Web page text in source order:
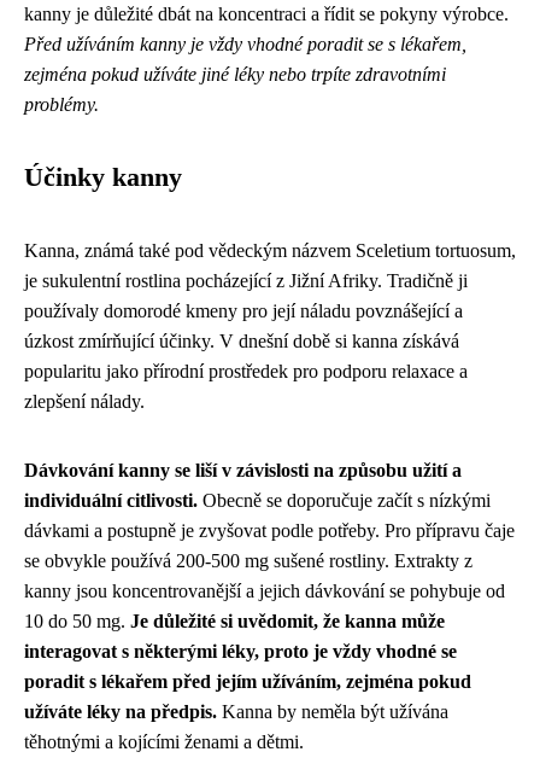
kanny je důležité dbát na koncentraci a řídit se pokyny výrobce.
Před užíváním kanny je vždy vhodné poradit se s lékařem,
zejména pokud užíváte jiné léky nebo trpíte zdravotními
problémy.
Účinky kanny
Kanna, známá také pod vědeckým názvem Sceletium tortuosum,
je sukulentní rostlina pocházející z Jižní Afriky. Tradičně ji
používaly domorodé kmeny pro její náladu povznášející a
úzkost zmírňující účinky. V dnešní době si kanna získává
popularitu jako přírodní prostředek pro podporu relaxace a
zlepšení nálady.
Dávkování kanny se liší v závislosti na způsobu užití a
individuální citlivosti. Obecně se doporučuje začít s nízkými
dávkami a postupně je zvyšovat podle potřeby. Pro přípravu čaje
se obvykle používá 200-500 mg sušené rostliny. Extrakty z
kanny jsou koncentrovanější a jejich dávkování se pohybuje od
10 do 50 mg. Je důležité si uvědomit, že kanna může
interagovat s některými léky, proto je vždy vhodné se
poradit s lékařem před jejím užíváním, zejména pokud
užíváte léky na předpis. Kanna by neměla být užívána
těhotnými a kojícími ženami a dětmi.